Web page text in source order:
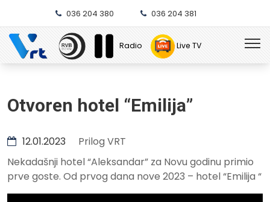
036 204 380 036 204 381
Radio Live TV
Otvoren hotel “Emilija”
12.01.2023
Prilog VRT
Nekadašnji hotel “Aleksandar” za Novu godinu primio
prve goste. Od prvog dana nove 2023 – hotel “Emilija “